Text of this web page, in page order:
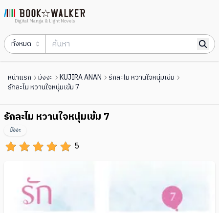
Digital Manga & Light Novels
ทั้งหมด
หน้าแรก มังงะ KUJIRA ANAN
รักละไม หวานใจหนุ่มเข้ม
รักละไม หวานใจหนุ่มเข้ม 7
รักละไม หวานใจหนุ่มเข้ม 7
5
มังงะ